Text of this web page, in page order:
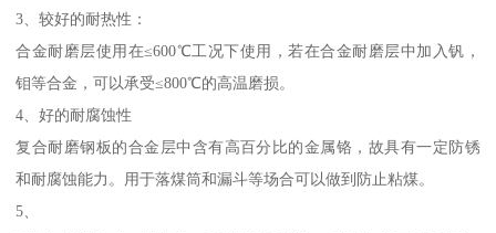
3、较好的耐热性：
合金耐磨层使用在≤600℃工况下使用，若在合金耐磨层中加入钒，
钼等合金，可以承受≤800℃的高温磨损。
4、好的耐腐蚀性
复合耐磨钢板的合金层中含有高百分比的金属铬，故具有一定防锈
和耐腐蚀能力。用于落煤筒和漏斗等场合可以做到防止粘煤。
5、